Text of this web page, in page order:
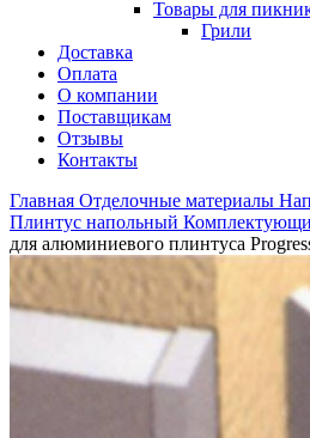
Товары для
Грили
Доставка
Оплата
О компании
Поставщикам
Отзывы
Контакты
Главная Отделочные материалы
Плинтус напольный
для алюминиевого плинтуса